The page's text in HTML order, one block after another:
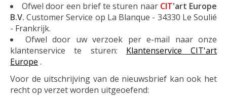
Ofwel door een brief te sturen naar CIT'art Europe
B.V. Customer Service op La Blanque - 34330 Le Soulié
- Frankrijk.
Ofwel door uw verzoek per e-mail naar onze
klantenservice te sturen: Klantenservice CIT'art
Europe .
Voor de uitschrijving van de nieuwsbrief kan ook het
recht op verzet worden uitgeoefend: